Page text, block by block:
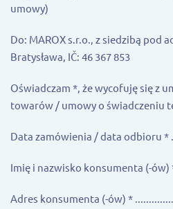
umowy)
Do: MAROX s.r.o., z siedzibą pod
Bratysława, IČ: 46 367 853
Oświadczam *, że wycofuję się z
towarów / umowy o świadczeniu
Data zamówienia / data odbioru *
Imię i nazwisko konsumenta (-ów)
Adres konsumenta (-ów) * ..............